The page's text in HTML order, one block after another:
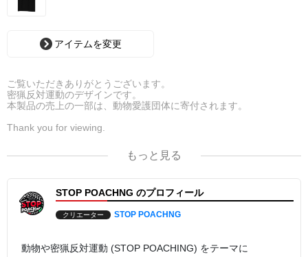
アイテムを変更
ご覧いただきありがとうございます。
密猟反対運動のデザインです。
本製品の売上の一部は、動物愛護団体に寄付されます。
Thank you for viewing.
A portion of the sales of this product will be donated to animal
welfare organizations.
感谢您的观看。
这是反偷猎运动的设计。
该产品的部分销售额将捐赠给动物福利组织。
이 제품의 판매 수익금의 일부는 동물 복지 단체에 기부됩니다.
もっと見る
STOP POACHNG のプロフィール
クリエーター STOP POACHNG
動物や密猟反対運動 (STOP POACHING) をテーマに